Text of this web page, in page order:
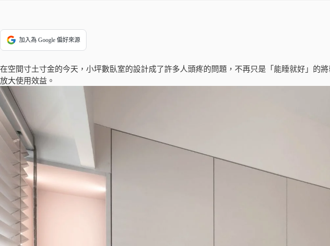
加入為 Google 偏好來源
在空間寸土寸金的今天，小坪數臥室的設計成了許多人頭疼的問題，不再只是「能睡就好」的
放大使用效益。